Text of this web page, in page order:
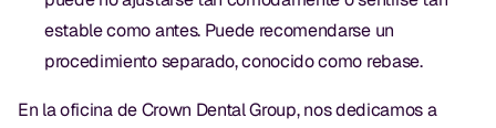
estable como antes. Puede recomendarse un
procedimiento separado, conocido como rebase.
En la oficina de Crown Dental Group, nos dedicamos a